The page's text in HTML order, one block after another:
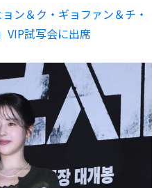
ン＆ク・ギョファン＆チ・
VIP試写会に出席